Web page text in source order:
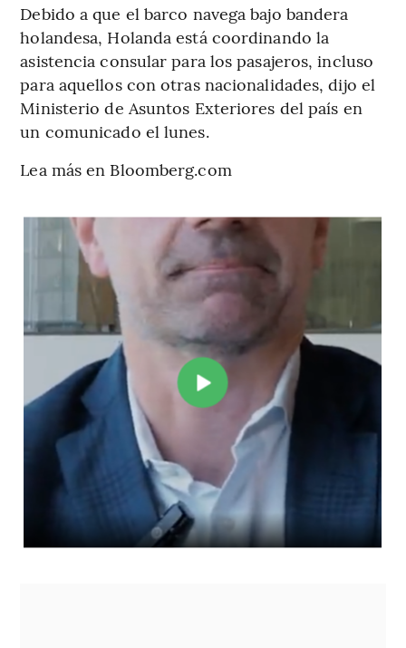
Debido a que el barco navega bajo bandera
holandesa, Holanda está coordinando la
asistencia consular para los pasajeros, incluso
para aquellos con otras nacionalidades, dijo el
Ministerio de Asuntos Exteriores del país en
un comunicado el lunes.
Lea más en Bloomberg.com